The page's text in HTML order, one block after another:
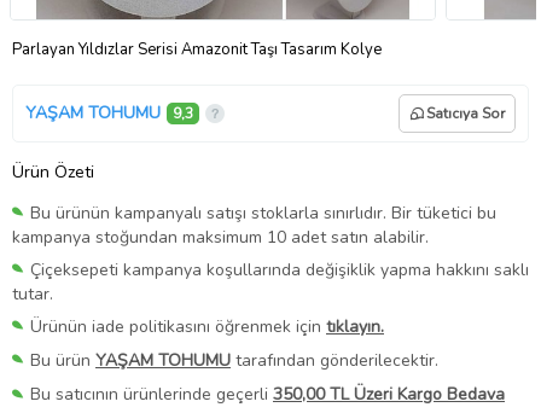
Parlayan Yıldızlar Serisi Amazonit Taşı Tasarım Kolye
YAŞAM TOHUMU 9,3 Satıcıya Sor
Ürün Özeti
Bu ürünün kampanyalı satışı stoklarla sınırlıdır. Bir tüketici bu
kampanya stoğundan maksimum 10 adet satın alabilir.
Çiçeksepeti kampanya koşullarında değişiklik yapma hakkını saklı
tutar.
Ürünün iade politikasını öğrenmek için tıklayın.
Bu ürün YAŞAM TOHUMU tarafından gönderilecektir.
Bu satıcının ürünlerinde geçerli 350,00 TL Üzeri Kargo Bedava